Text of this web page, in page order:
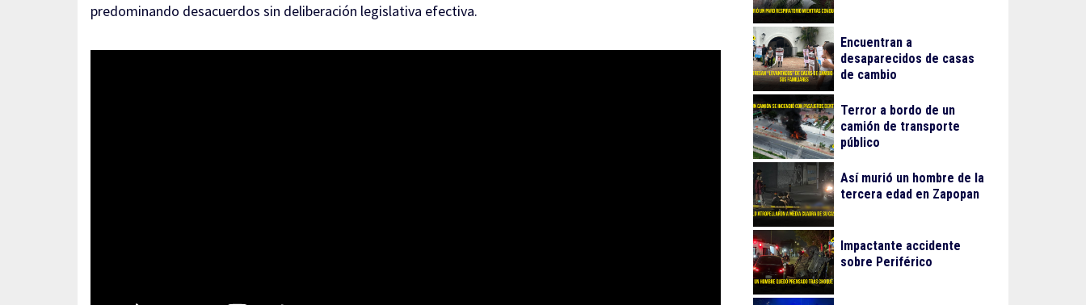
predominando desacuerdos sin deliberación legislativa efectiva.
Encuentran a
desaparecidos de casas
de cambio
Terror a bordo de un
camión de transporte
público
Así murió un hombre de la
tercera edad en Zapopan
Impactante accidente
sobre Periférico